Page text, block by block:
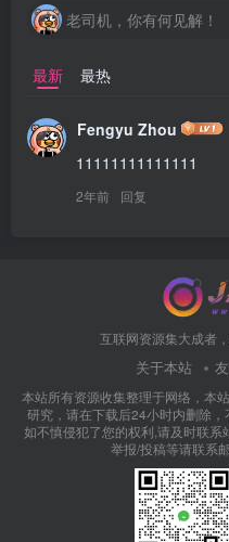
老司机，你有何见解！
最新 最热
Fengyu Zhou
11111111111111
2年前 回复
互联网资源集大成者
关于本站
本站所有资源收集整理于网络，本
研究，请在下载后24小时内删除
如不慎侵犯了您的权利,请及时联
举报/投稿等请联系